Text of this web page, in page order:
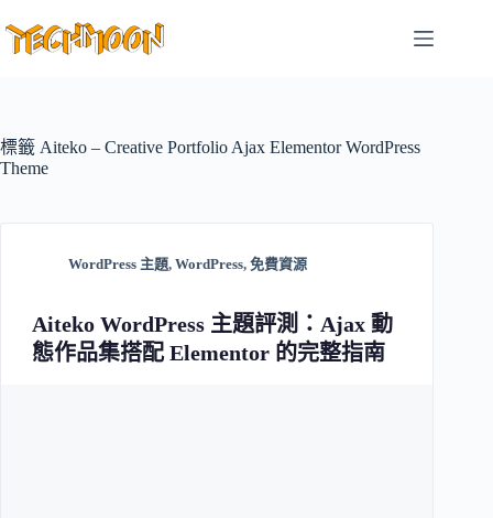
至
容
標籤 Aiteko – Creative Portfolio Ajax Elementor WordPress
Theme
WordPress 主題, WordPress, 免費資源
Aiteko WordPress 主題評測：Ajax 動
態作品集搭配 Elementor 的完整指南